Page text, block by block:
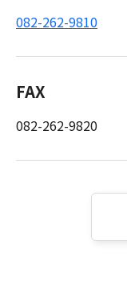
082-262-9810
FAX
082-262-9820